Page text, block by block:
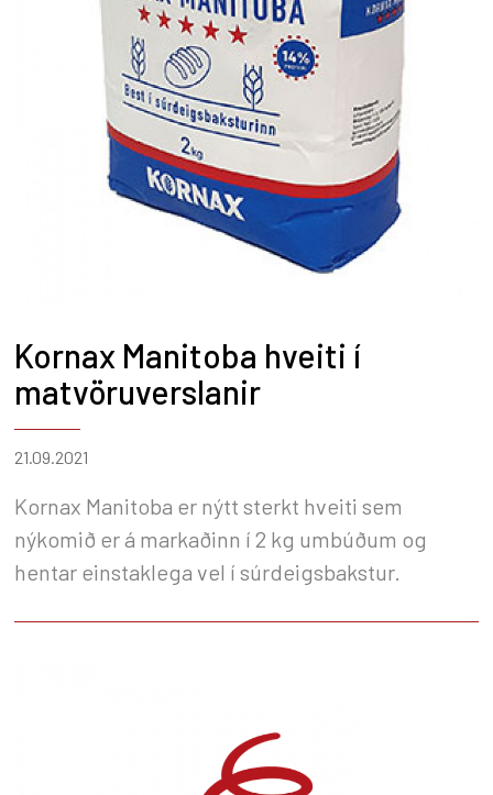
Kornax Manitoba hveiti í
matvöruverslanir
21.09.2021
Kornax Manitoba er nýtt sterkt hveiti sem
nýkomið er á markaðinn í 2 kg umbúðum og
hentar einstaklega vel í súrdeigsbakstur.